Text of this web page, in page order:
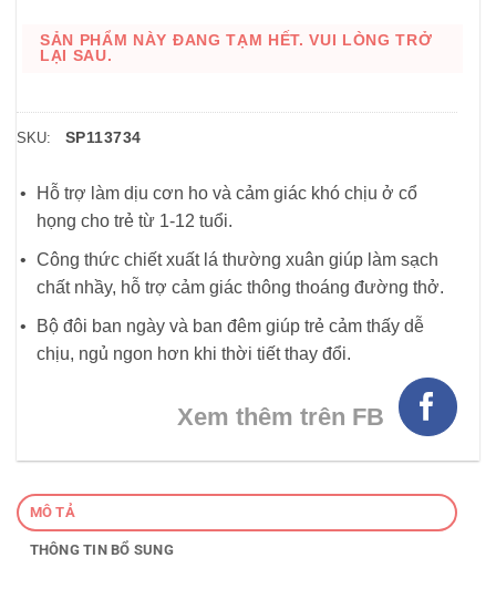
SẢN PHẨM NÀY ĐANG TẠM HẾT. VUI LÒNG TRỞ
LẠI SAU.
SKU: SP113734
Hỗ trợ làm dịu cơn ho và cảm giác khó chịu ở cổ
họng cho trẻ từ 1-12 tuổi.
Công thức chiết xuất lá thường xuân giúp làm sạch
chất nhầy, hỗ trợ cảm giác thông thoáng đường thở.
Bộ đôi ban ngày và ban đêm giúp trẻ cảm thấy dễ
chịu, ngủ ngon hơn khi thời tiết thay đổi.
Xem thêm trên FB
MÔ TẢ
THÔNG TIN BỔ SUNG